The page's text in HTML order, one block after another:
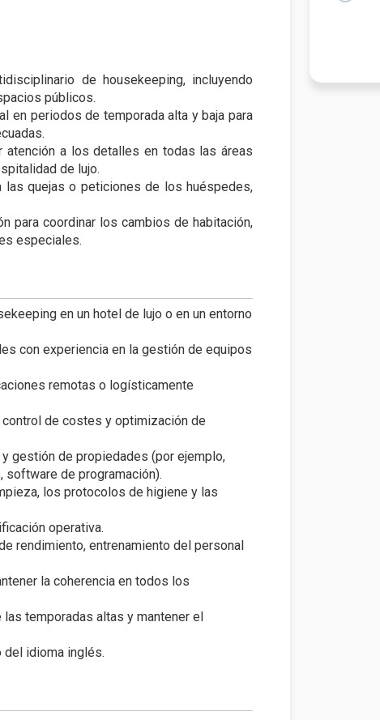
de housekeeping, incluyendo
públicos.
en periodos de temporada alta y baja para
atención a los detalles en todas las áreas
de lujo.
quejas o peticiones de los huéspedes,
para coordinar los cambios de habitación,
especiales.
en un hotel de lujo o en un entorno
con experiencia en la gestión de equipos
remotas o logísticamente
de costes y optimización de
gestión de propiedades (por ejemplo,
software de programación).
los protocolos de higiene y las
operativa.
rendimiento, entrenamiento del personal
la coherencia en todos los
las temporadas altas y mantener el
del idioma inglés.